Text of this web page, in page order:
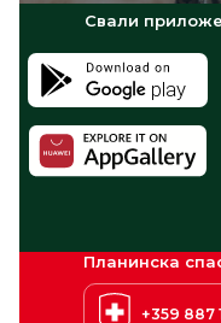
Свали
Планинска
+359 887